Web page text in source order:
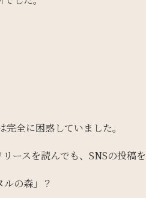
全に困惑していました。
ースを読んでも、SNSの投稿
ルの森」？